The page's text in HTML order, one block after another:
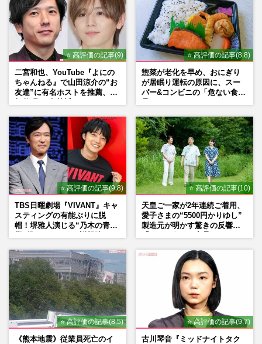
⭐ 高評価の記事(9)
二宮和也、YouTube『よにの
ちゃんねる』で山田涼介の“お
友達”に有名ホストを推薦、歌
⭐ 高評価の記事(8.8)
惣菜が老化を早め、おにぎり
が居眠り運転の原因に、スー
パー&コンビニの「危ない食
⭐ 高評価の記事(9.8)
TBS日曜劇場『VIVANT』キャ
スティングの有能ぶりに脱
帽！堺雅人演じる“乃木の青年
マン長男・櫻井海音だった
⭐ 高評価の記事(10)
天皇ご一家が2年連続ご着用、
愛子さまの“5500円かりゆし”
製造元が明かす驚きの反響
⭐ 高評価の記事(8.5)
《熊本地震》従業員死亡のイ
⭐ 高評価の記事(9.7)
古川琴音『ミッドナイトタク